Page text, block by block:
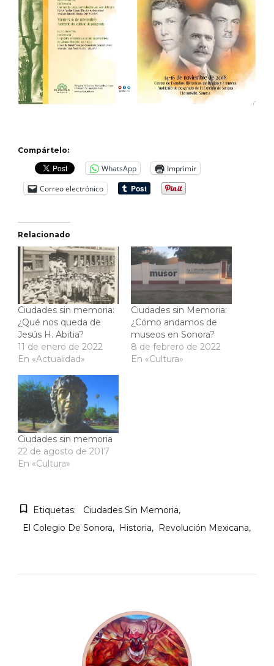
Compártelo:
WhatsApp
Imprimir
Correo electrónico
Relacionado
Ciudades sin memoria:
¿Qué nos queda de
Jesús H. Abitia?
11 de enero de 2022
En «Actualidad»
Ciudades sin Memoria:
¿Cómo andamos de
museos en Sonora?
8 de febrero de 2022
En «Cultura»
Ciudades sin memoria
22 de agosto de 2017
En «Cultura»
Etiquetas:
Ciudades Sin Memoria
El Colegio De Sonora
Historia Revolución Mexicana